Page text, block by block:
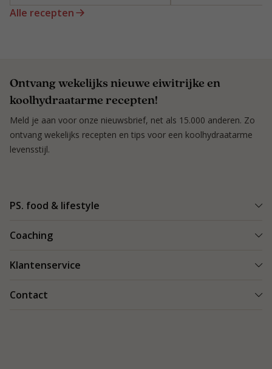
Alle recepten
Ontvang wekelijks nieuwe eiwitrijke en
koolhydraatarme recepten!
Meld je aan voor onze nieuwsbrief, net als 15.000 anderen. Zo
ontvang wekelijks recepten en tips voor een koolhydraatarme
levensstijl.
PS. food & lifestyle
Re-boost pakket
Coaching
Blog & Tips
Klantenservice
Contact